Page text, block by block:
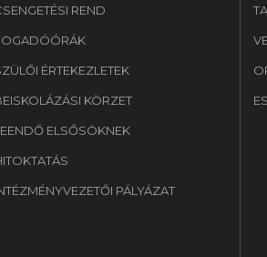
REND
ÉRTEKEZLETEK
KÖRZET
ELSŐSÖKNEK
PÁLYÁZAT